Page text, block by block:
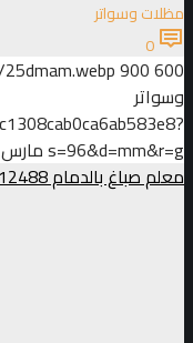
مظلات وسواتر
0
900600
وسواتر
s=96&d=mm&r=gمارس 6, 2023
معلم صباغ بالدمام 0509412488 صباغين رخيصه في الدمام | صباغ الشرقية